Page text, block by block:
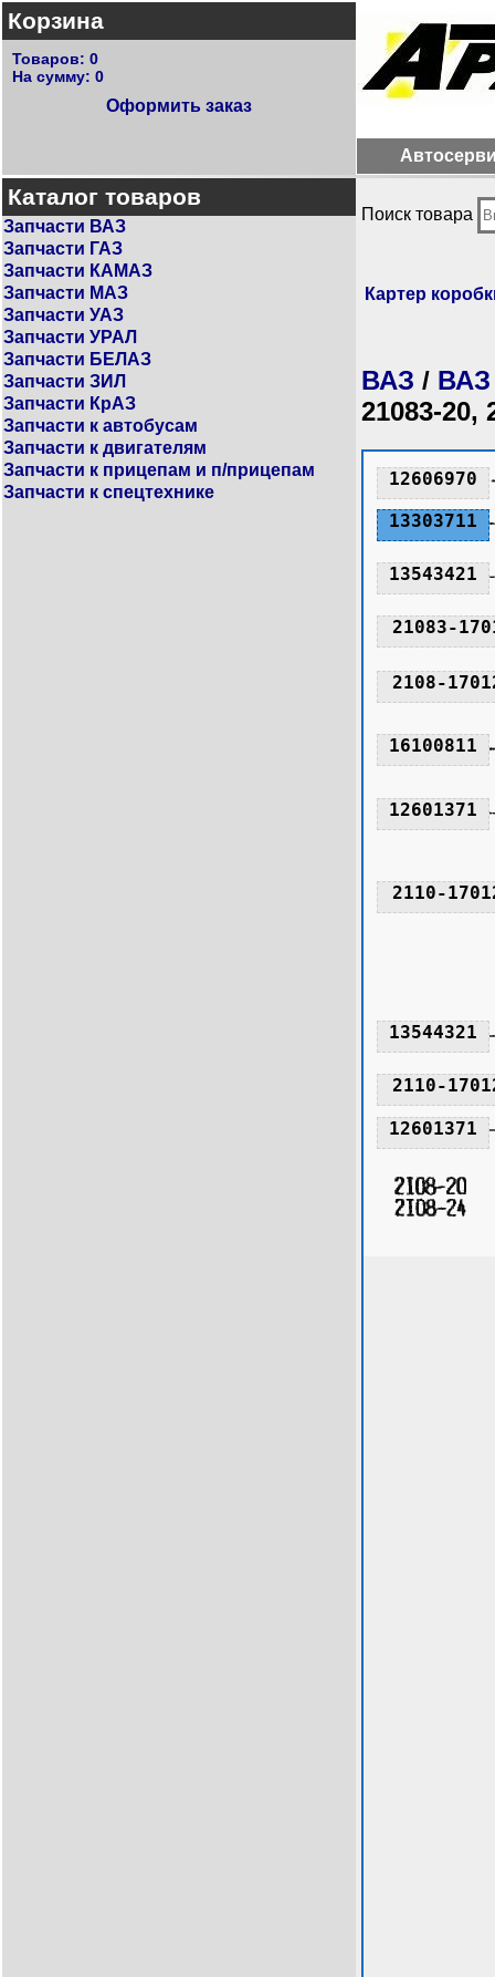
Корзина
Товаров: 0
На сумму: 0
Оформить заказ
Каталог товаров
Запчасти ВАЗ
Запчасти ГАЗ
Запчасти КАМАЗ
Запчасти МАЗ
Запчасти УАЗ
Запчасти УРАЛ
Запчасти БЕЛАЗ
Запчасти ЗИЛ
Запчасти КрАЗ
Запчасти к автобусам
Запчасти к двигателям
Запчасти к прицепам и п/прицепам
Запчасти к спецтехнике
Поиск товара
Картер
ВАЗ / ВАЗ
21083-20,
12601371
12601371
12606970
13303711
13543421
13544321
16100811
2108-
21083-
2110-
2110-